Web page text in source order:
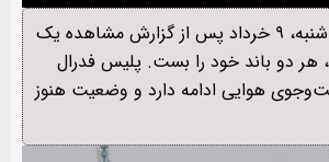
فرودگاه مونیخ روز شنبه، ۹ خرداد پس از گزارش مشاهده یک
هر دو باند خود را بست. پلیس فدرال
هوایی ادامه دارد و وضعیت هنوز